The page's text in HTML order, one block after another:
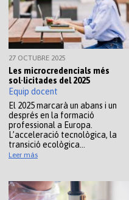
27 OCTUBRE 2025
Les microcredencials més
sol·licitades del 2025
Equip docent
El 2025 marcarà un abans i un
després en la formació
professional a Europa.
L’acceleració tecnològica, la
transició ecològica…
Leer más